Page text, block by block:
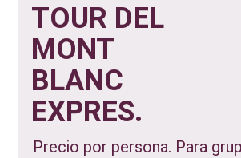
TOUR DEL
MONT
BLANC
EXPRES.
Precio por persona. Para